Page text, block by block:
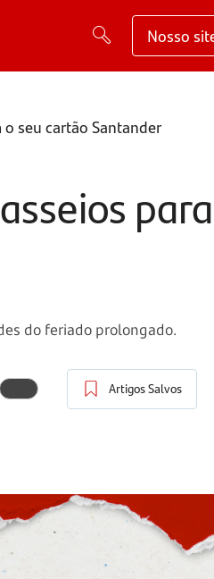
Nosso
seu cartão Santander
para
do feriado prolongado.
Artigos Salvos